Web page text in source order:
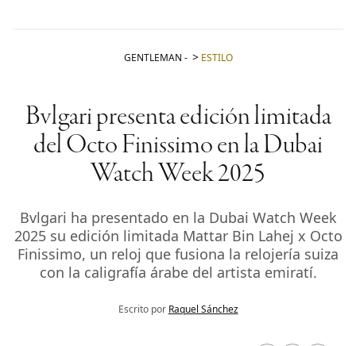
GENTLEMAN - ESTILO
Bvlgari presenta edición limitada
del Octo Finissimo en la Dubai
Watch Week 2025
Bvlgari ha presentado en la Dubai Watch Week
2025 su edición limitada Mattar Bin Lahej x Octo
Finissimo, un reloj que fusiona la relojería suiza
con la caligrafía árabe del artista emiratí.
Escrito por Raquel Sánchez